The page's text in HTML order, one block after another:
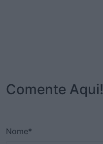
Comente Aqui!
Nome*